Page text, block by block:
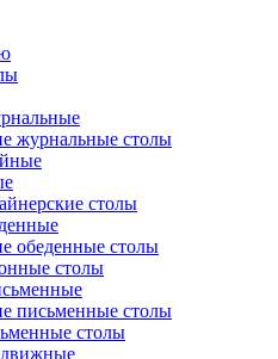
журнальные столы
столы
обеденные столы
столы
письменные столы
столы